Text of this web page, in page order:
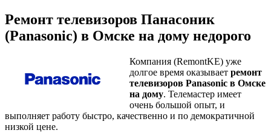
Ремонт телевизоров Панасоник
(Panasonic) в Омске на дому недорого
Компания (RemontKE) уже
долгое время оказывает ремонт
телевизоров Panasonic в Омске
на дому. Телемастер имеет
очень большой опыт, и
выполняет работу быстро, качественно и по демократичной
низкой цене.